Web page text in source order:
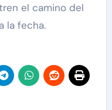
el camino del
la fecha.